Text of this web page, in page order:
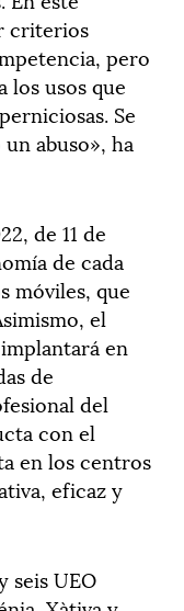
criterios
pero
los usos que
Se
abuso», ha
de 11 de
de cada
móviles, que
el
en
de
del
con el
en los centros
eficaz y
seis UEO